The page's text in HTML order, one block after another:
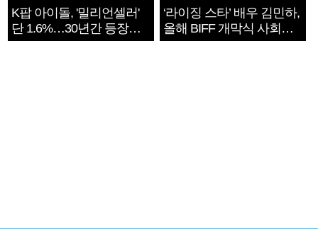
K팝 아이돌, '밀리언셀러'
단 1.6%…30년간 등장
1182개팀 전수조사
‘라이징 스타’ 배우 김민하,
올해 BIFF 개막식 사회자
확정